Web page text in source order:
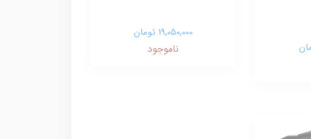
19,050,000 تومان
ناموجود